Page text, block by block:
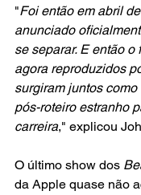
"Foi então em abril
anunciado
se separar. E então o
agora reproduzidos
surgiram juntos
pós-roteiro estranho
carreira," explicou
O último show dos
da Apple quase não